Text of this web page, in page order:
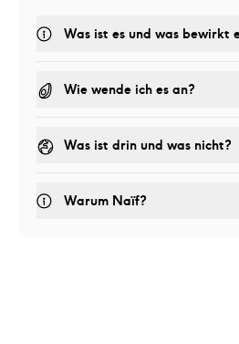
Wie wende ich es an?
Was ist drin und was nicht?
Warum Naïf?